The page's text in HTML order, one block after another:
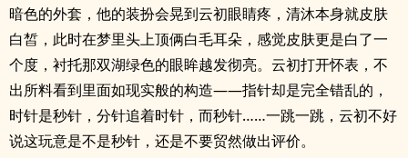
暗色的外套，他的装扮会晃到云初眼睛疼，清沐本身就皮肤
白皙，此时在梦里头上顶俩白毛耳朵，感觉皮肤更是白了一
个度，衬托那双湖绿色的眼眸越发彻亮。云初打开怀表，不
出所料看到里面如现实般的构造——指针却是完全错乱的，
时针是秒针，分针追着时针，而秒针……一跳一跳，云初不好
说这玩意是不是秒针，还是不要贸然做出评价。